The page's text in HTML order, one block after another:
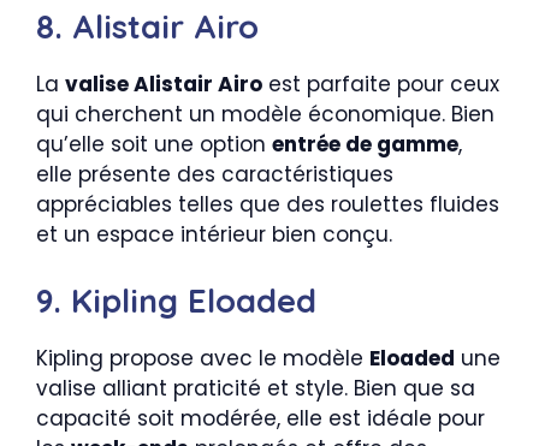
8. Alistair Airo
La valise Alistair Airo est parfaite pour ceux
qui cherchent un modèle économique. Bien
qu’elle soit une option entrée de gamme,
elle présente des caractéristiques
appréciables telles que des roulettes fluides
et un espace intérieur bien conçu.
9. Kipling Eloaded
Kipling propose avec le modèle Eloaded une
valise alliant praticité et style. Bien que sa
capacité soit modérée, elle est idéale pour